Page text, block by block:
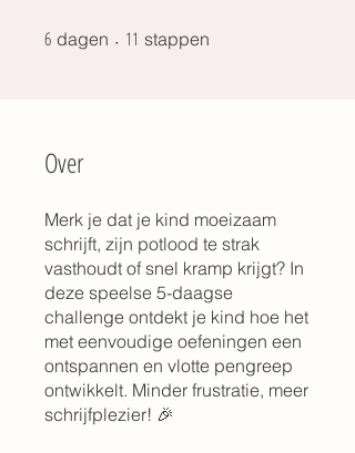
6 dagen 6 dagen
11 stappen
Over
Merk je dat je kind moeizaam
schrijft, zijn potlood te strak
vasthoudt of snel kramp krijgt? In
deze speelse 5-daagse
challenge ontdekt je kind hoe het
met eenvoudige oefeningen een
ontspannen en vlotte pengreep
ontwikkelt. Minder frustratie, meer
schrijfplezier! 🎉